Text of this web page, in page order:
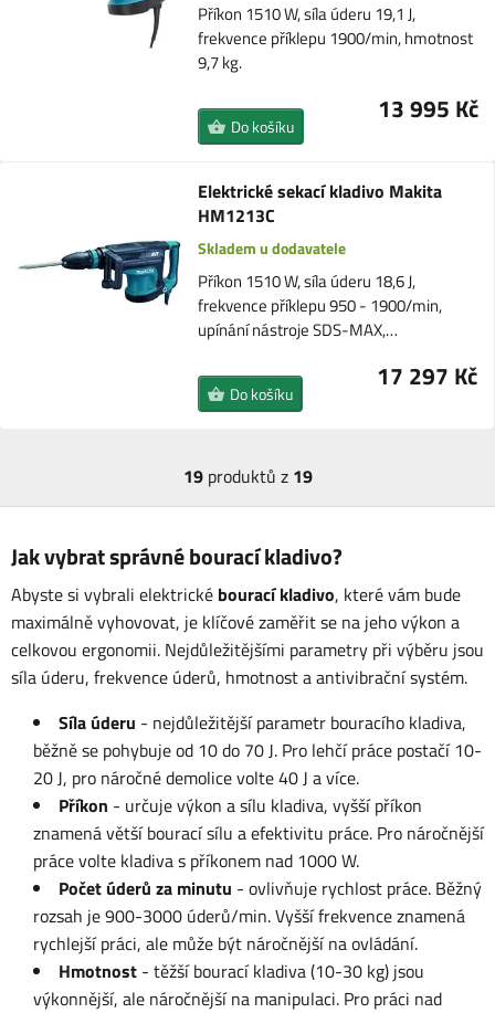
Příkon 1510 W, síla úderu 19,1 J,
frekvence příklepu 1900/min, hmotnost
9,7 kg.
13 995 Kč
Do košíku
Elektrické sekací kladivo Makita
HM1213C
Skladem u dodavatele
Příkon 1510 W, síla úderu 18,6 J,
frekvence příklepu 950 - 1900/min,
upínání nástroje SDS-MAX,…
17 297 Kč
Do košíku
19produktů z 19
Jak vybrat správné bourací kladivo?
Abyste si vybrali elektrické bourací kladivo, které vám bude
maximálně vyhovovat, je klíčové zaměřit se na jeho výkon a
celkovou ergonomii. Nejdůležitějšími parametry při výběru jsou
síla úderu, frekvence úderů, hmotnost a antivibrační systém.
Síla úderu - nejdůležitější parametr bouracího kladiva,
běžně se pohybuje od 10 do 70 J. Pro lehčí práce postačí 10-
20 J, pro náročné demolice volte 40 J a více.
Příkon - určuje výkon a sílu kladiva, vyšší příkon
znamená větší bourací sílu a efektivitu práce. Pro náročnější
práce volte kladiva s příkonem nad 1000 W.
Počet úderů za minutu - ovlivňuje rychlost práce. Běžný
rozsah je 900-3000 úderů/min. Vyšší frekvence znamená
rychlejší práci, ale může být náročnější na ovládání.
Hmotnost - těžší bourací kladiva (10-30 kg) jsou
výkonnější, ale náročnější na manipulaci. Pro práci nad